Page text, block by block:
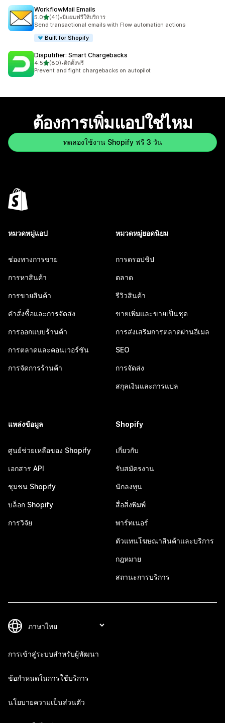
WorkflowMail Emails
5.0เต็ม 5 ดาว
(41)
ทั้งหมด 41 รีวิว
•มีแผนฟรีให้บริการ
Send transactional emails with Flow automation actions
Built for Shopify
Disputifier: Smart Chargebacks
4.5เต็ม 5 ดาว
(80)
ทั้งหมด 80 รีวิว
•ติดตั้งฟรี
Prevent and fight chargebacks on autopilot
ต้องการเพิ่มแอปใช่ไหม
ทดลองใช้งาน Shopify ฟรี 3 วัน
หมวดหมู่แอป
ช่องทางการขาย
การหาสินค้า
การขายสินค้า
คำสั่งซื้อและการจัดส่ง
การออกแบบร้านค้า
การตลาดและคอนเวอร์ชัน
การจัดการร้านค้า
หมวดหมู่ยอดนิยม
การดรอปชิป
ตลาด
รีวิวสินค้า
ขายเพิ่มและขายเป็นชุด
การส่งเสริมการตลาดผ่านอีเมล
SEO
การจัดส่ง
สกุลเงินและการแปล
แหล่งข้อมูล
ศูนย์ช่วยเหลือของ Shopify
เอกสาร API
ชุมชน Shopify
บล็อก Shopify
การวิจัย
Shopify
เกี่ยวกับ
รับสมัครงาน
นักลงทุน
สื่อสิ่งพิมพ์
พาร์ทเนอร์
ตัวแทนโฆษณาสินค้าและบริการ
กฎหมาย
สถานะการบริการ
การเข้าสู่ระบบสำหรับผู้พัฒนา
ข้อกำหนดในการใช้บริการ
นโยบายความเป็นส่วนตัว